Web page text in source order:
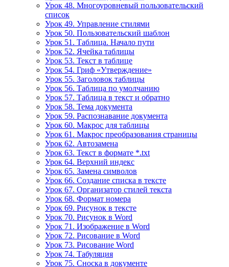
Урок 48. Многоуровневый пользовательский
список
Урок 49. Управление стилями
Урок 50. Пользовательский шаблон
Урок 51. Таблица. Начало пути
Урок 52. Ячейка таблицы
Урок 53. Текст в таблице
Урок 54. Гриф «Утверждение»
Урок 55. Заголовок таблицы
Урок 56. Таблица по умолчанию
Урок 57. Таблица в текст и обратно
Урок 58. Тема документа
Урок 59. Распознавание документа
Урок 60. Макрос для таблицы
Урок 61. Макрос преобразования страницы
Урок 62. Автозамена
Урок 63. Текст в формате *.txt
Урок 64. Верхний индекс
Урок 65. Замена символов
Урок 66. Создание списка в тексте
Урок 67. Организатор стилей текста
Урок 68. Формат номера
Урок 69. Рисунок в тексте
Урок 70. Рисунок в Word
Урок 71. Изображение в Word
Урок 72. Рисование в Word
Урок 73. Рисование Word
Урок 74. Табуляция
Урок 75. Сноска в документе